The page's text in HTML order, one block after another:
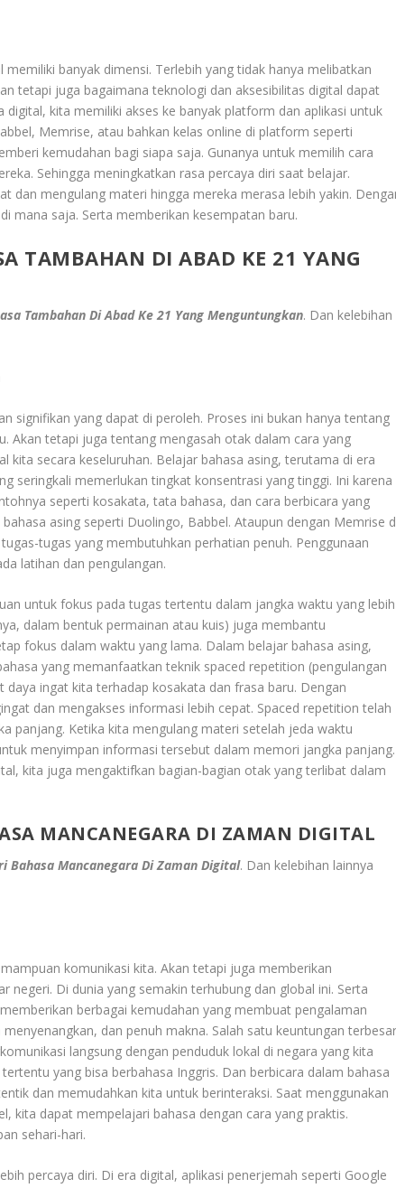
banyak dimensi. Terlebih yang tidak hanya melibatkan
tetapi juga bagaimana teknologi dan aksesibilitas digital dapat
kita memiliki akses ke banyak platform dan aplikasi untuk
Memrise, atau bahkan kelas online di platform seperti
kemudahan bagi siapa saja. Gunanya untuk memilih cara
Sehingga meningkatkan rasa percaya diri saat belajar.
dan mengulang materi hingga mereka merasa lebih yakin.
mana saja. Serta memberikan kesempatan baru.
TAMBAHAN DI ABAD KE 21 YANG
Tambahan Di Abad Ke 21 Yang Menguntungkan. Dan kelebihan
signifikan yang dapat di peroleh. Proses ini bukan hanya tentang
Akan tetapi juga tentang mengasah otak dalam cara yang
kita secara keseluruhan. Belajar bahasa asing, terutama di era
seringkali memerlukan tingkat konsentrasi yang tinggi. Ini karena
seperti kosakata, tata bahasa, dan cara berbicara yang
asing seperti Duolingo, Babbel. Ataupun dengan Memrise
tugas yang membutuhkan perhatian penuh. Penggunaan
latihan dan pengulangan.
untuk fokus pada tugas tertentu dalam jangka waktu yang lebih
dalam bentuk permainan atau kuis) juga membantu
fokus dalam waktu yang lama. Dalam belajar bahasa asing,
yang memanfaatkan teknik spaced repetition (pengulangan
ingat kita terhadap kosakata dan frasa baru. Dengan
dan mengakses informasi lebih cepat. Spaced repetition telah
panjang. Ketika kita mengulang materi setelah jeda waktu
menyimpan informasi tersebut dalam memori jangka panjang.
kita juga mengaktifkan bagian-bagian otak yang terlibat dalam
MANCANEGARA DI ZAMAN DIGITAL
Bahasa Mancanegara Di Zaman Digital. Dan kelebihan lainnya
komunikasi kita. Akan tetapi juga memberikan
negeri. Di dunia yang semakin terhubung dan global ini. Serta
berbagai kemudahan yang membuat pengalaman
dan penuh makna. Salah satu keuntungan
langsung dengan penduduk lokal di negara yang kita
yang bisa berbahasa Inggris. Dan berbicara dalam bahasa
dan memudahkan kita untuk berinteraksi. Saat menggunakan
kita dapat mempelajari bahasa dengan cara yang praktis.
sehari-hari.
percaya diri. Di era digital, aplikasi penerjemah seperti Google